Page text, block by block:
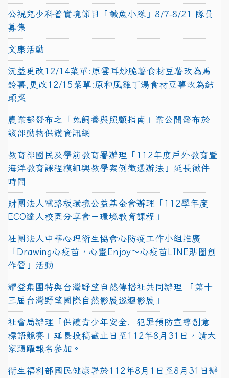
公視兒少科普實境節目「鹹魚小隊」8/7-8/21 隊員
募集
文康活動
沅益更改12/14菜單:原雲耳炒脆薯食材豆薯改為馬
鈴薯,更改12/15菜單:原和風雞丁湯食材豆薯改為結
頭菜
農業部發布之「兔飼養與照顧指南」業公開發布於
該部動物保護資訊網
教育部國民及學前教育署辦理「112年度戶外教育暨
海洋教育課程模組與教學案例徵選辦法」延長徵件
時間
財團法人電路板環境公益基金會辦理「112學年度
ECO達人校園分享會－環境教育課程」
社團法人中華心理衛生協會心防疫工作小組推廣
「Drawing心疫苗，心靈Enjoy〜心疫苗LINE貼圖創
作營」活動
耀登集團特與台灣野望自然傳播社共同辦理 「第十
三屆台灣野望國際自然影展巡迴影展」
社會局辦理「保護青少年安全．犯罪預防宣導創意
標語競賽」延長投稿截止日至112年8月31日，請大
家踴躍報名參加。
衛生福利部國民健康署於112年8月1日至8月31日辦